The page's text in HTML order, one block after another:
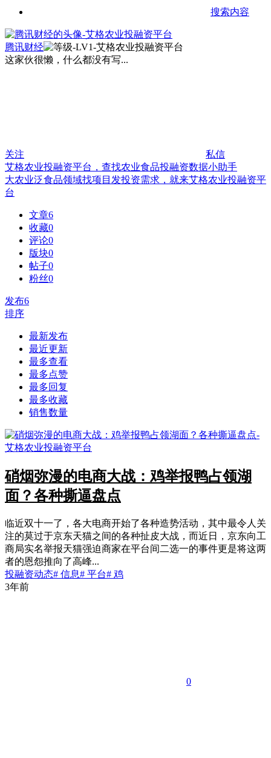
搜索内容
腾讯财经
这家伙很懒，什么都没有写...
关注
私信
艾格农业投融资平台，查找农业食品投融资数据小助手
大农业泛食品领域找项目发投资需求，就来艾格农业投融资平
台
文章6
收藏0
评论0
版块0
帖子0
粉丝0
发布6
排序
最新发布
最近更新
最多查看
最多点赞
最多回复
最多收藏
销售数量
硝烟弥漫的电商大战：鸡举报鸭占领湖
面？各种撕逼盘点
临近双十一了，各大电商开始了各种造势活动，其中最令人关
注的莫过于京东天猫之间的各种扯皮大战，而近日，京东向工
商局实名举报天猫强迫商家在平台间二选一的事件更是将这两
者的恩怨推向了高峰...
投融资动态# 信息# 平台# 鸡
3年前
0